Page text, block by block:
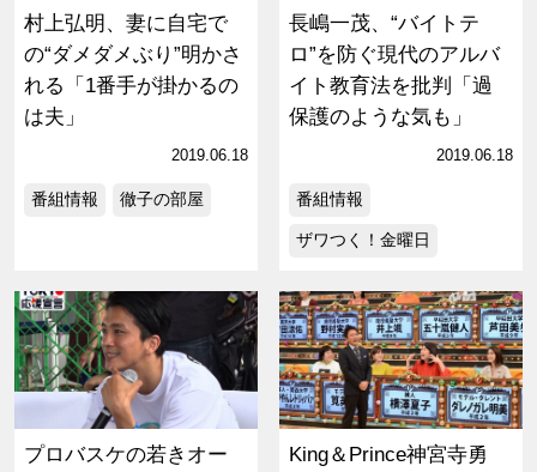
村上弘明、妻に自宅で
の“ダメダメぶり”明かさ
れる「1番手が掛かるの
は夫」
2019.06.18
番組情報 徹子の部屋
長嶋一茂、“バイトテ
ロ”を防ぐ現代のアルバ
イト教育法を批判「過
保護のような気も」
2019.06.18
番組情報
ザワつく！金曜日
プロバスケの若きオー
King＆Prince神宮寺勇